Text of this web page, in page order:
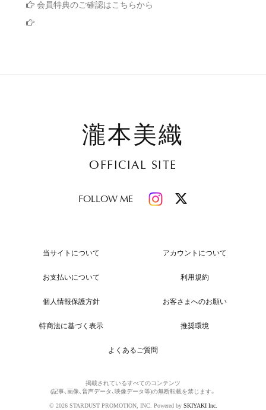
会員特典のご確認はこちらから
瀧本美織
OFFICIAL SITE
FOLLOW ME
当サイトについて アカウントについて
お支払いについて 利用規約
個人情報保護方針 お客さまへのお願い
特商法に基づく表示 推奨環境
よくあるご質問
掲載されているすべてのコンテンツ
(記事、画像、音声データ、映像データ等)の無断転載を禁じます。
© 2026 STARDUST PROMOTION, INC. Powered by SKIYAKI Inc.